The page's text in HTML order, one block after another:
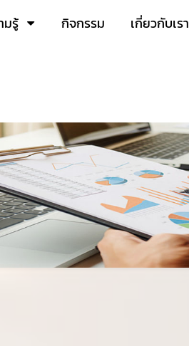
มรู้ กิจกรรม เกี่ยวกับเรา